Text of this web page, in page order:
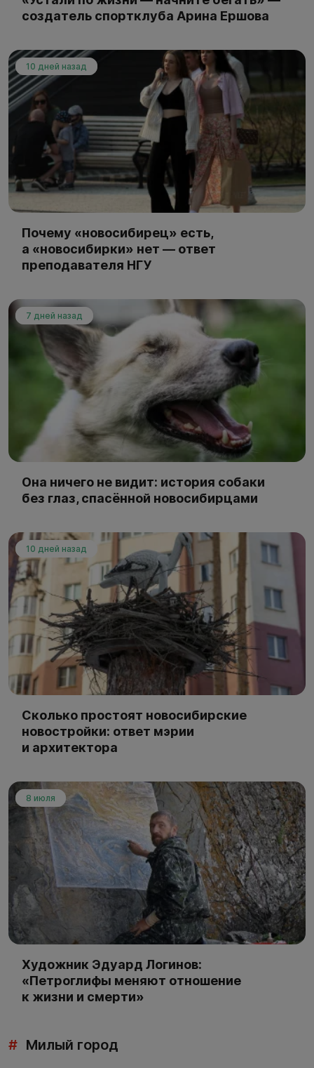
создатель спортклуба Арина Ершова
10 дней назад
Почему «новосибирец» есть,
а «новосибирки» нет — ответ
преподавателя НГУ
7 дней назад
Она ничего не видит: история собаки
без глаз, спасённой новосибирцами
10 дней назад
Сколько простоят новосибирские
новостройки: ответ мэрии
и архитектора
8 июля
Художник Эдуард Логинов:
«Петроглифы меняют отношение
к жизни и смерти»
# Милый город